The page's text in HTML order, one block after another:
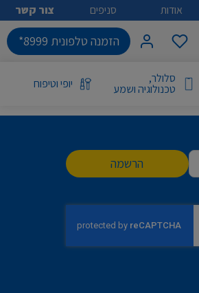
אודות סניפים צור קשר
הזמנה טלפונית 8999*
סלולר,
טכנולוגיה ושמע יופי וטיפוח
הרשמה